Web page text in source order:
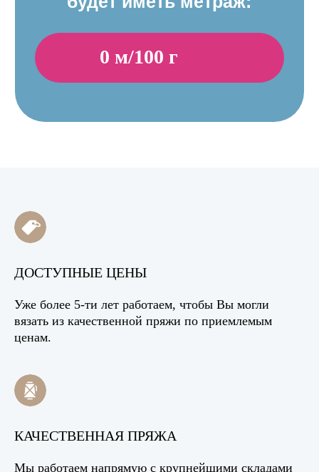
ДОСТУПНЫЕ ЦЕНЫ
Уже более 5-ти лет работаем, чтобы Вы могли
вязать из качественной пряжи по приемлемым
ценам.
КАЧЕСТВЕННАЯ ПРЯЖА
Мы работаем напрямую с крупнейшими складами